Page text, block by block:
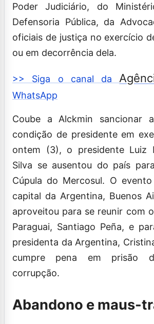
Poder Judiciário, do
Defensoria Pública, da
oficiais de justiça no exercício
ou em decorrência dela.
>> Siga o canal da
WhatsApp
Coube a Alckmin sancionar
condição de presidente em
ontem (3), o presidente Luiz
Silva se ausentou do país
Cúpula do Mercosul. O
capital da Argentina, Buenos
aproveitou para se reunir com
Paraguai, Santiago Peña, e
presidenta da Argentina,
cumpre pena em prisão
corrupção.
Abandono e maus-